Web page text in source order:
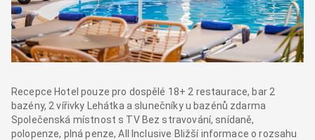
Recepce Hotel pouze pro dospělé 18+ 2 restaurace, bar 2
bazény, 2 vířivky Lehátka a slunečníky u bazénů zdarma
Společenská místnost s TV Bez stravování, snídaně,
polopenze, plná penze, All Inclusive Bližší informace o rozsahu